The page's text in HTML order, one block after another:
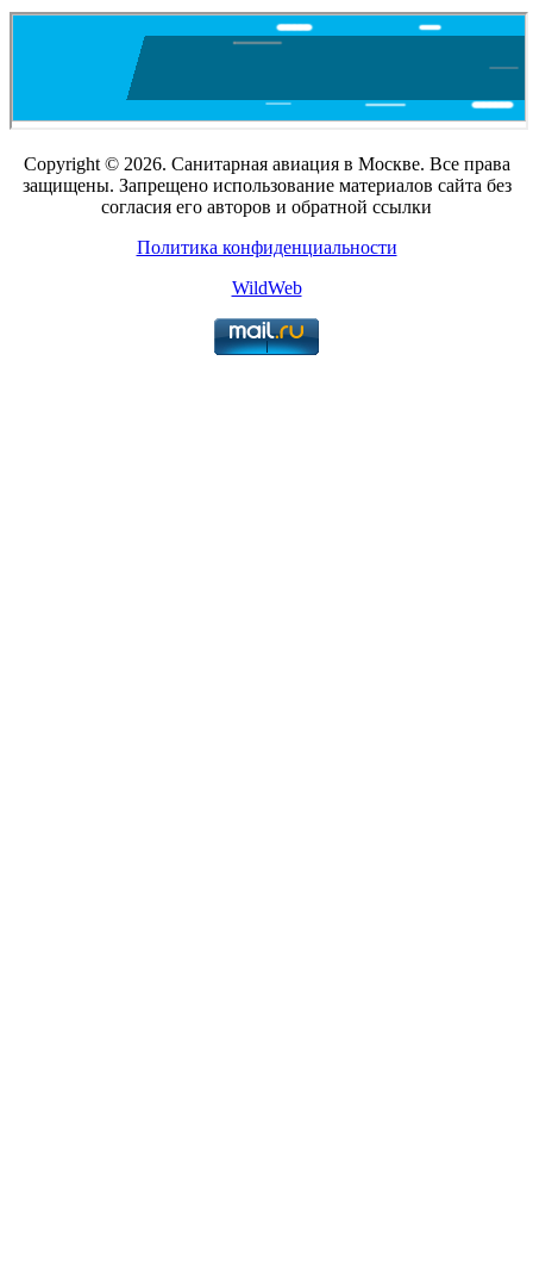
Copyright © 2026. Санитарная авиация в Москве. Все права
защищены. Запрещено использование материалов сайта без
согласия его авторов и обратной ссылки
Политика конфиденциальности
WildWeb